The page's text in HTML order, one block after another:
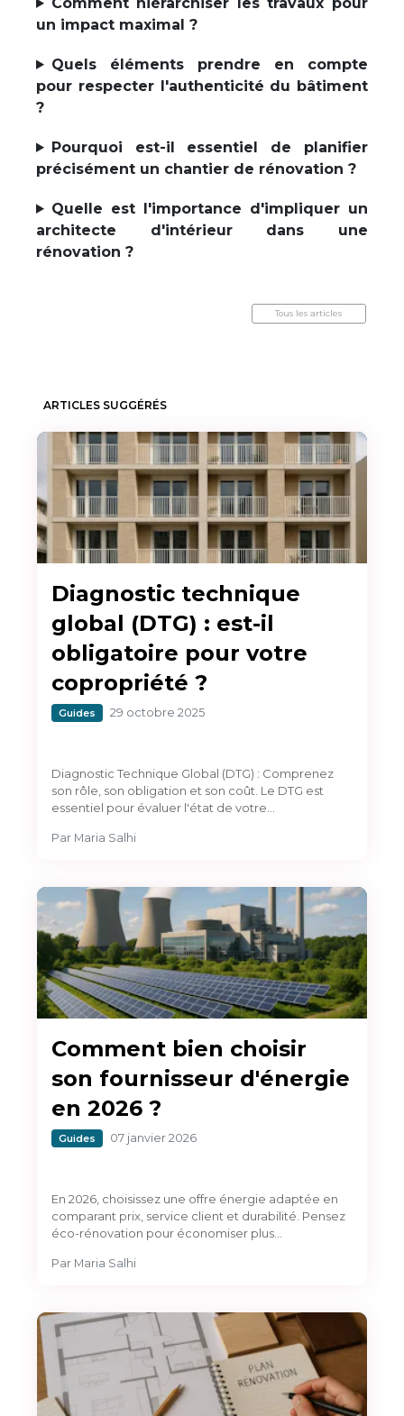
un impact maximal ?
Quels éléments prendre en compte
pour respecter l'authenticité du bâtiment
?
Pourquoi est-il essentiel de planifier
précisément un chantier de rénovation ?
Quelle est l'importance d'impliquer un
architecte d'intérieur dans une
rénovation ?
Tous les articles
ARTICLES SUGGÉRÉS
Diagnostic technique
global (DTG) : est-il
obligatoire pour votre
copropriété ?
Guides 29 octobre 2025
Diagnostic Technique Global (DTG) : Comprenez
son rôle, son obligation et son coût. Le DTG est
essentiel pour évaluer l'état de votre…
Par Maria Salhi
Comment bien choisir
son fournisseur d'énergie
en 2026 ?
Guides 07 janvier 2026
En 2026, choisissez une offre énergie adaptée en
comparant prix, service client et durabilité. Pensez
éco-rénovation pour économiser plus…
Par Maria Salhi